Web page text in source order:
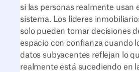
si las personas realmente usan
sistema. Los líderes
solo pueden tomar decisiones
espacio con confianza cuando
datos subyacentes reflejan lo
realmente está sucediendo en